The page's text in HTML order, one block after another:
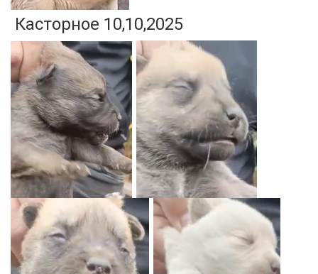
Касторное 10,10,2025